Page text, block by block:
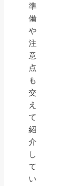
準
備
や
注
意
点
も
交
え
て
紹
介
し
て
い